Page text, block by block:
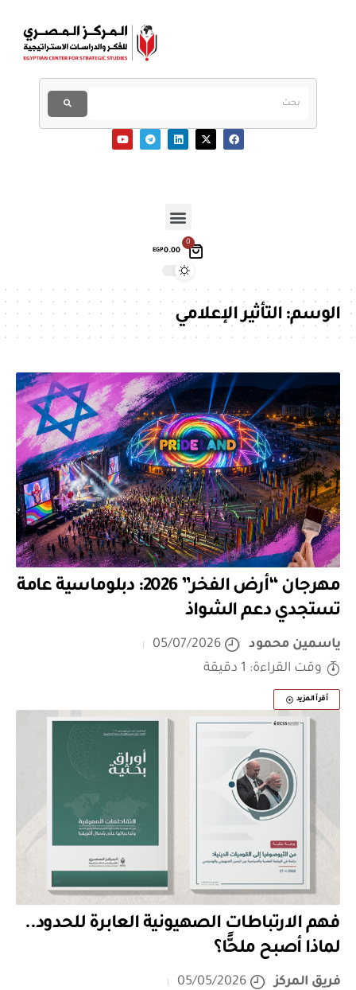
0
EGP0.00
الوسم:التأثير الإعلامي
مهرجان “أرض الفخر” 2026: دبلوماسية عامة
تستجدي دعم الشواذ
ياسمين محمود
05/07/2026
وقت القراءة: 1 دقيقة
أقرأ المزيد
فهم الارتباطات الصهيونية العابرة للحدود..
لماذا أصبح ملحًّا؟
فريق المركز
05/05/2026